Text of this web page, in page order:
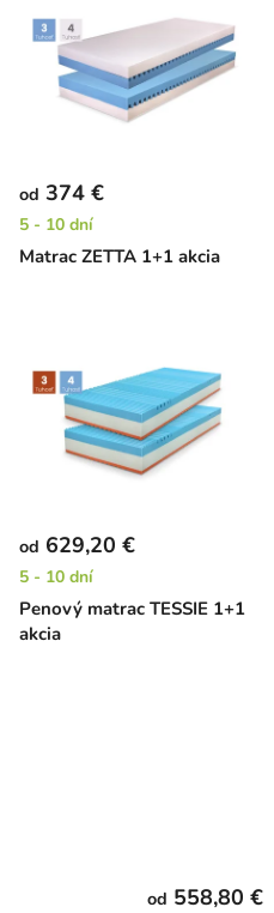
Matrac ZETTA 1+1 akcia
od 374 €
5 - 10 dní
Penový matrac TESSIE 1+1
akcia
od 629,20 €
5 - 10 dní
od 558,80 €